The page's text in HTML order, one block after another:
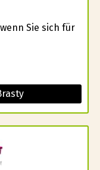
Sie sich für